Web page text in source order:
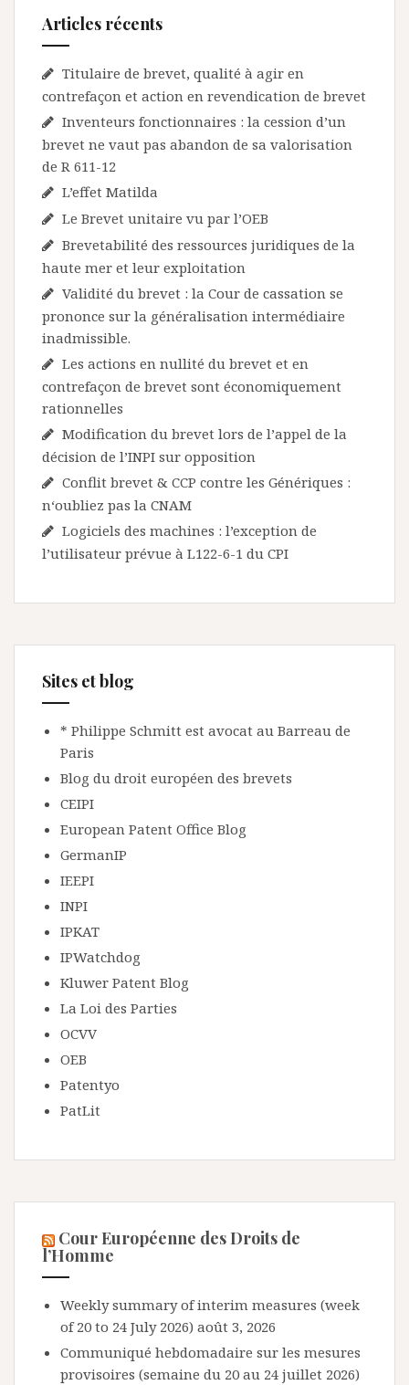
Articles récents
Titulaire de brevet, qualité à agir en
contrefaçon et action en revendication de brevet
Inventeurs fonctionnaires : la cession d’un
brevet ne vaut pas abandon de sa valorisation
de R 611-12
L’effet Matilda
Le Brevet unitaire vu par l’OEB
Brevetabilité des ressources juridiques de la
haute mer et leur exploitation
Validité du brevet : la Cour de cassation se
prononce sur la généralisation intermédiaire
inadmissible.
Les actions en nullité du brevet et en
contrefaçon de brevet sont économiquement
rationnelles
Modification du brevet lors de l’appel de la
décision de l’INPI sur opposition
Conflit brevet & CCP contre les Génériques :
n‘oubliez pas la CNAM
Logiciels des machines : l’exception de
l’utilisateur prévue à L122-6-1 du CPI
Sites et blog
* Philippe Schmitt est avocat au Barreau de
Paris
Blog du droit européen des brevets
CEIPI
European Patent Office Blog
GermanIP
IEEPI
INPI
IPKAT
IPWatchdog
Kluwer Patent Blog
La Loi des Parties
OCVV
OEB
Patentyo
PatLit
Cour Européenne des Droits de
l’Homme
Weekly summary of interim measures (week
of 20 to 24 July 2026) août 3, 2026
Communiqué hebdomadaire sur les mesures
provisoires (semaine du 20 au 24 juillet 2026)